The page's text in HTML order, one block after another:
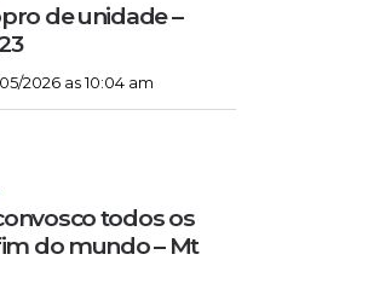
de unidade –
2026 as 10:04 am
todos os
do mundo – Mt